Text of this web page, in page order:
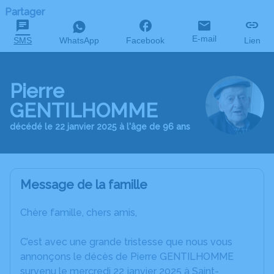
Partager
SMS WhatsApp Facebook E-mail Lien
Pierre
GENTILHOMME
décédé le 22 janvier 2025 à l'âge de 96 ans
Message de la famille
Chère famille, chers amis,
C’est avec une grande tristesse que nous vous
annonçons le décès de Pierre GENTILHOMME
survenu le mercredi 22 janvier 2025 à Saint-